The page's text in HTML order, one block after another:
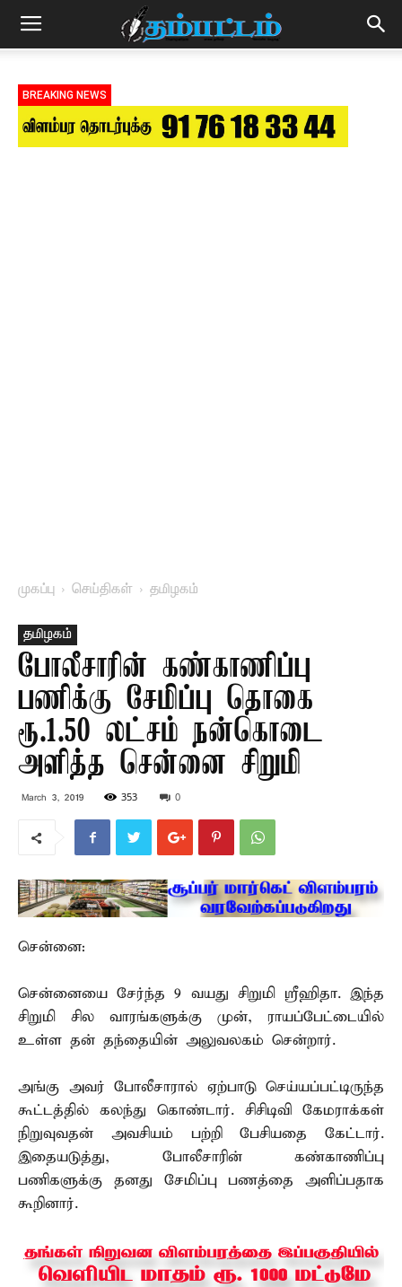
BREAKING NEWS
முகப்பு செய்திகள் தமிழகம்
தமிழகம்
போலீசாரின் கண்காணிப்பு
பணிக்கு சேமிப்பு தொகை
ரூ.1.50 லட்சம் நன்கொடை
அளித்த சென்னை சிறுமி
March 3, 2019 353 0
சென்னை:
சென்னையை சேர்ந்த 9 வயது சிறுமி ஸ்ரீஹிதா. இந்த
சிறுமி சில வாரங்களுக்கு முன், ராயப்பேட்டையில்
உள்ள தன் தந்தையின் அலுவலகம் சென்றார்.
அங்கு அவர் போலீசாரால் ஏற்பாடு செய்யப்பட்டிருந்த
கூட்டத்தில் கலந்து கொண்டார். சிசிடிவி கேமராக்கள்
நிறுவுவதன் அவசியம் பற்றி பேசியதை கேட்டார்.
இதையடுத்து, போலீசாரின் கண்காணிப்பு
பணிகளுக்கு தனது சேமிப்பு பணத்தை அளிப்பதாக
கூறினார்.